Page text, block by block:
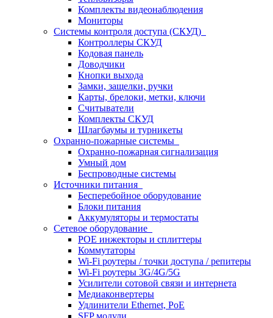
Комплекты видеонаблюдения
Мониторы
Системы контроля доступа (СКУД)
Контроллеры СКУД
Кодовая панель
Доводчики
Кнопки выхода
Замки, защелки, ручки
Карты, брелоки, метки, ключи
Считыватели
Комплекты СКУД
Шлагбаумы и турникеты
Охранно-пожарные системы
Охранно-пожарная сигнализация
Умный дом
Беспроводные системы
Источники питания
Бесперебойное оборудование
Блоки питания
Аккумуляторы и термостаты
Сетевое оборудование
POE инжекторы и сплиттеры
Коммутаторы
Wi-Fi роутеры / точки доступа / репитеры
Wi-Fi роутеры 3G/4G/5G
Усилители сотовой связи и интернета
Медиаконвертеры
Удлинители Ethernet, PoE
SFP модули